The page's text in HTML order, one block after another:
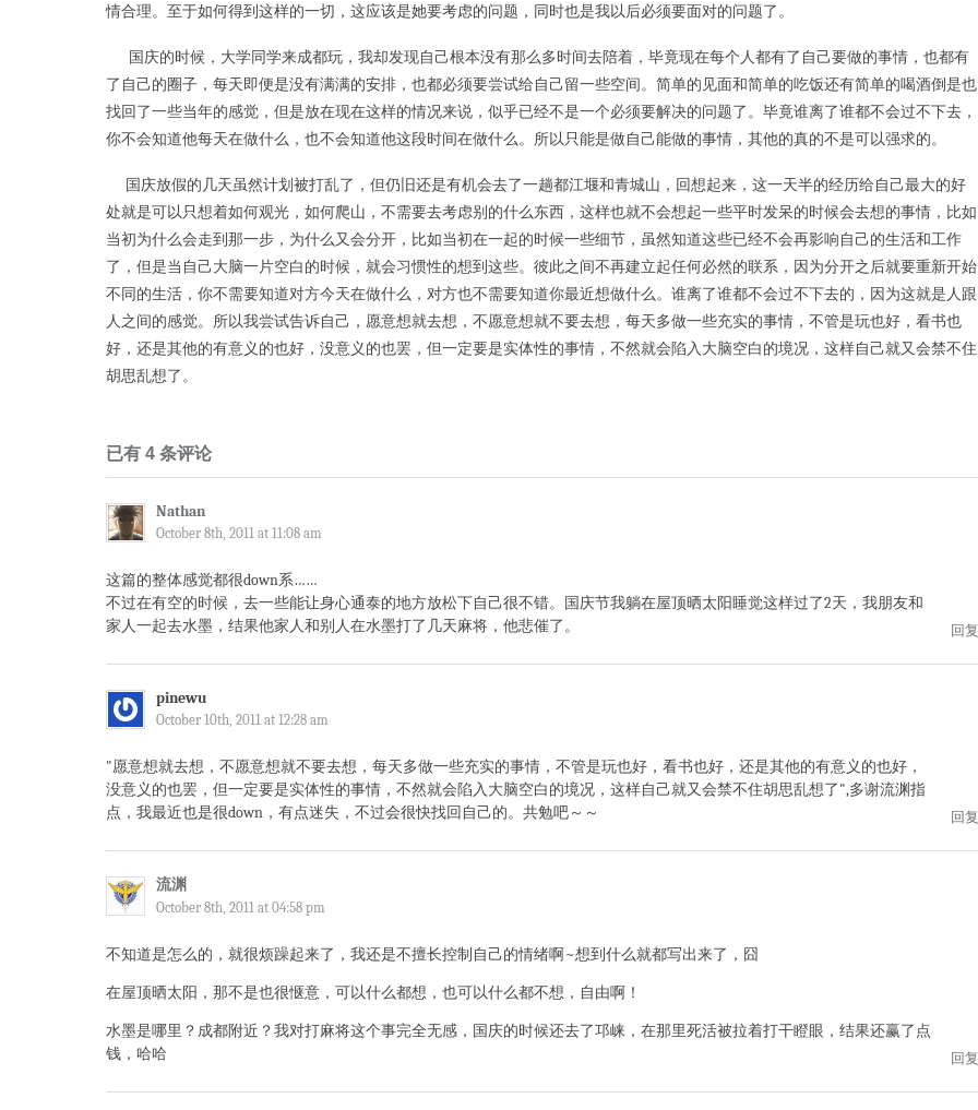
情合理。至于如何得到这样的一切，这应该是她要考虑的问题，同时也是我以后必须要面对的问题了。
国庆的时候，大学同学来成都玩，我却发现自己根本没有那么多时间去陪着，毕竟现在每个人都有了自己要做的事情，也都有
了自己的圈子，每天即便是没有满满的安排，也都必须要尝试给自己留一些空间。简单的见面和简单的吃饭还有简单的喝酒倒是也
找回了一些当年的感觉，但是放在现在这样的情况来说，似乎已经不是一个必须要解决的问题了。毕竟谁离了谁都不会过不下去，
你不会知道他每天在做什么，也不会知道他这段时间在做什么。所以只能是做自己能做的事情，其他的真的不是可以强求的。
国庆放假的几天虽然计划被打乱了，但仍旧还是有机会去了一趟都江堰和青城山，回想起来，这一天半的经历给自己最大的好
处就是可以只想着如何观光，如何爬山，不需要去考虑别的什么东西，这样也就不会想起一些平时发呆的时候会去想的事情，比如
当初为什么会走到那一步，为什么又会分开，比如当初在一起的时候一些细节，虽然知道这些已经不会再影响自己的生活和工作
了，但是当自己大脑一片空白的时候，就会习惯性的想到这些。彼此之间不再建立起任何必然的联系，因为分开之后就要重新开始
不同的生活，你不需要知道对方今天在做什么，对方也不需要知道你最近想做什么。谁离了谁都不会过不下去的，因为这就是人跟
人之间的感觉。所以我尝试告诉自己，愿意想就去想，不愿意想就不要去想，每天多做一些充实的事情，不管是玩也好，看书也
好，还是其他的有意义的也好，没意义的也罢，但一定要是实体性的事情，不然就会陷入大脑空白的境况，这样自己就又会禁不住
胡思乱想了。
已有 4 条评论
Nathan
October 8th, 2011 at 11:08 am
这篇的整体感觉都很down系……
不过在有空的时候，去一些能让身心通泰的地方放松下自己很不错。国庆节我躺在屋顶晒太阳睡觉这样过了2天，我朋友和
家人一起去水墨，结果他家人和别人在水墨打了几天麻将，他悲催了。
回复
pinewu
October 10th, 2011 at 12:28 am
"愿意想就去想，不愿意想就不要去想，每天多做一些充实的事情，不管是玩也好，看书也好，还是其他的有意义的也好，
没意义的也罢，但一定要是实体性的事情，不然就会陷入大脑空白的境况，这样自己就又会禁不住胡思乱想了",多谢流渊指
点，我最近也是很down，有点迷失，不过会很快找回自己的。共勉吧～～
回复
流渊
October 8th, 2011 at 04:58 pm
不知道是怎么的，就很烦躁起来了，我还是不擅长控制自己的情绪啊~想到什么就都写出来了，囧
在屋顶晒太阳，那不是也很惬意，可以什么都想，也可以什么都不想，自由啊！
水墨是哪里？成都附近？我对打麻将这个事完全无感，国庆的时候还去了邛崃，在那里死活被拉着打干瞪眼，结果还赢了点
钱，哈哈
回复